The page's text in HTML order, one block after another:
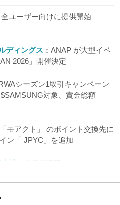
ユーザー向けに提供開始
ディングス
ANAP が大型イベ
2026」開催決定
シーズン1取引キャンペーン
対象、賞金総額
「モアクト」 のポイント交換先に
ン「 JPYC」を追加
社
信託型円建てステーブル